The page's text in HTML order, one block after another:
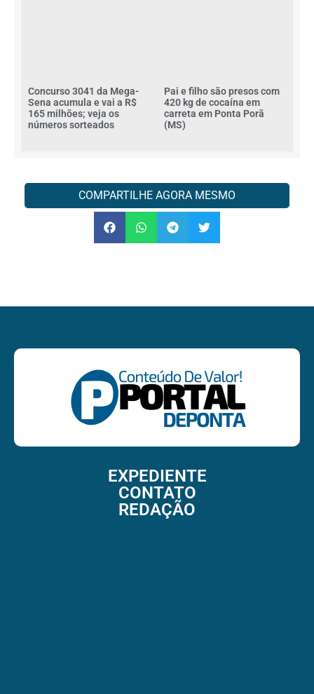
Concurso 3041 da Mega-
Sena acumula e vai a R$
165 milhões; veja os
números sorteados
Pai e filho são presos com
420 kg de cocaína em
carreta em Ponta Porã
(MS)
COMPARTILHE AGORA MESMO
EXPEDIENTE
CONTATO
REDAÇÃO